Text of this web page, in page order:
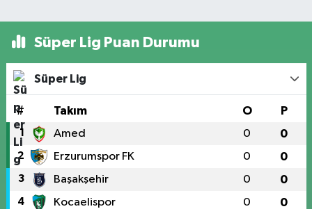
Süper Lig Puan Durumu
Süper Lig
# Takım O P
1 Amed 0 0
2 Erzurumspor FK 0 0
3 Başakşehir 0 0
4 Kocaelispor 0 0